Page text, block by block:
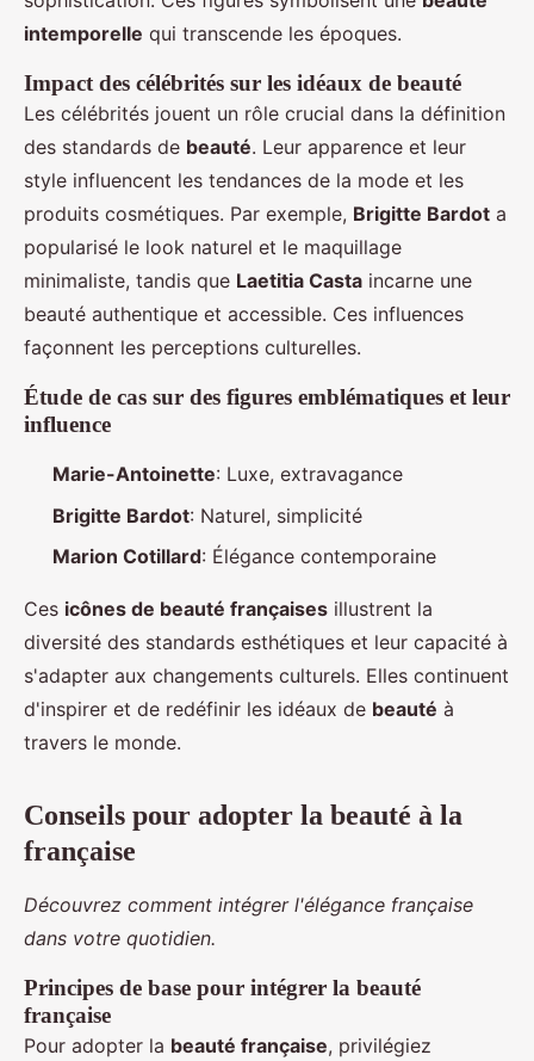
intemporelle qui transcende les époques.
Impact des célébrités sur les idéaux de beauté
Les célébrités jouent un rôle crucial dans la définition
des standards de beauté. Leur apparence et leur
style influencent les tendances de la mode et les
produits cosmétiques. Par exemple, Brigitte Bardot a
popularisé le look naturel et le maquillage
minimaliste, tandis que Laetitia Casta incarne une
beauté authentique et accessible. Ces influences
façonnent les perceptions culturelles.
Étude de cas sur des figures emblématiques et leur
influence
Marie-Antoinette: Luxe, extravagance
Brigitte Bardot: Naturel, simplicité
Marion Cotillard: Élégance contemporaine
Ces icônes de beauté françaises illustrent la
diversité des standards esthétiques et leur capacité à
s'adapter aux changements culturels. Elles continuent
d'inspirer et de redéfinir les idéaux de beauté à
travers le monde.
Conseils pour adopter la beauté à la
française
Découvrez comment intégrer l'élégance française
dans votre quotidien.
Principes de base pour intégrer la beauté
française
Pour adopter la beauté française, privilégiez